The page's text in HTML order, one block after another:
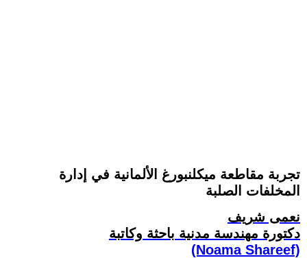
تجربة مقاطعة ميكلنبورغ الألمانية في إدارة
المخلفات الصلبة
نعمى شريف
دكتورة مهندسة مدنية باحثة وكاتبة
(Noama Shareef)